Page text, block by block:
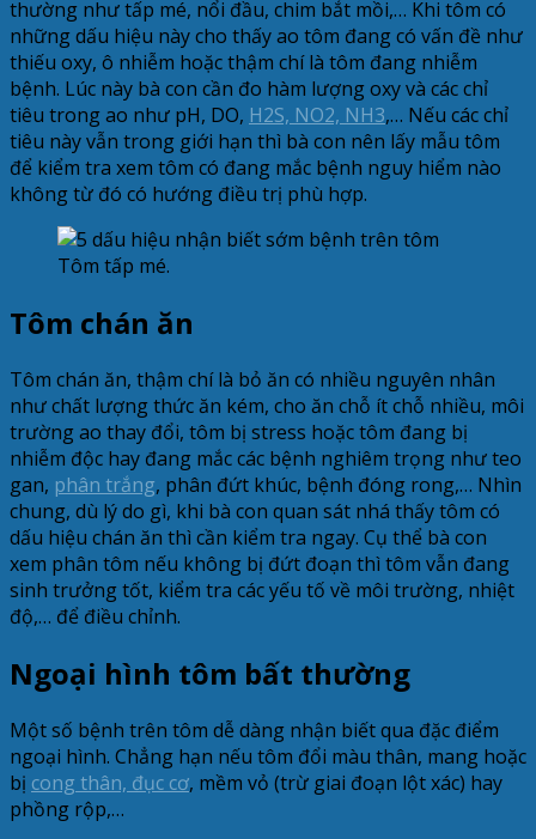
thường như tấp mé, nổi đầu, chim bắt mồi,… Khi tôm có
những dấu hiệu này cho thấy ao tôm đang có vấn đề như
thiếu oxy, ô nhiễm hoặc thậm chí là tôm đang nhiễm
bệnh. Lúc này bà con cần đo hàm lượng oxy và các chỉ
tiêu trong ao như pH, DO, H2S, NO2, NH3,… Nếu các chỉ
tiêu này vẫn trong giới hạn thì bà con nên lấy mẫu tôm
để kiểm tra xem tôm có đang mắc bệnh nguy hiểm nào
không từ đó có hướng điều trị phù hợp.
Tôm tấp mé.
Tôm chán ăn
Tôm chán ăn, thậm chí là bỏ ăn có nhiều nguyên nhân
như chất lượng thức ăn kém, cho ăn chỗ ít chỗ nhiều, môi
trường ao thay đổi, tôm bị stress hoặc tôm đang bị
nhiễm độc hay đang mắc các bệnh nghiêm trọng như teo
gan, phân trắng, phân đứt khúc, bệnh đóng rong,… Nhìn
chung, dù lý do gì, khi bà con quan sát nhá thấy tôm có
dấu hiệu chán ăn thì cần kiểm tra ngay. Cụ thể bà con
xem phân tôm nếu không bị đứt đoạn thì tôm vẫn đang
sinh trưởng tốt, kiểm tra các yếu tố về môi trường, nhiệt
độ,… để điều chỉnh.
Ngoại hình tôm bất thường
Một số bệnh trên tôm dễ dàng nhận biết qua đặc điểm
ngoại hình. Chẳng hạn nếu tôm đổi màu thân, mang hoặc
bị cong thân, đục cơ, mềm vỏ (trừ giai đoạn lột xác) hay
phồng rộp,…